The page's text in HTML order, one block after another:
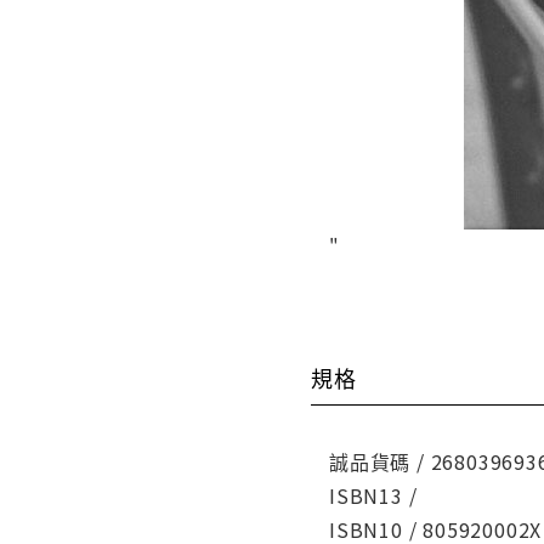
"
規格
誠品貨碼 /
ISBN13 /
ISBN10 / 805920002X